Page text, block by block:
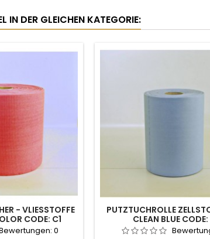
IN DER GLEICHEN KATEGORIE:
- VLIESSTOFFE
CODE: C1
0
PUTZTUCHROLLE
CLEAN BLUE CODE: